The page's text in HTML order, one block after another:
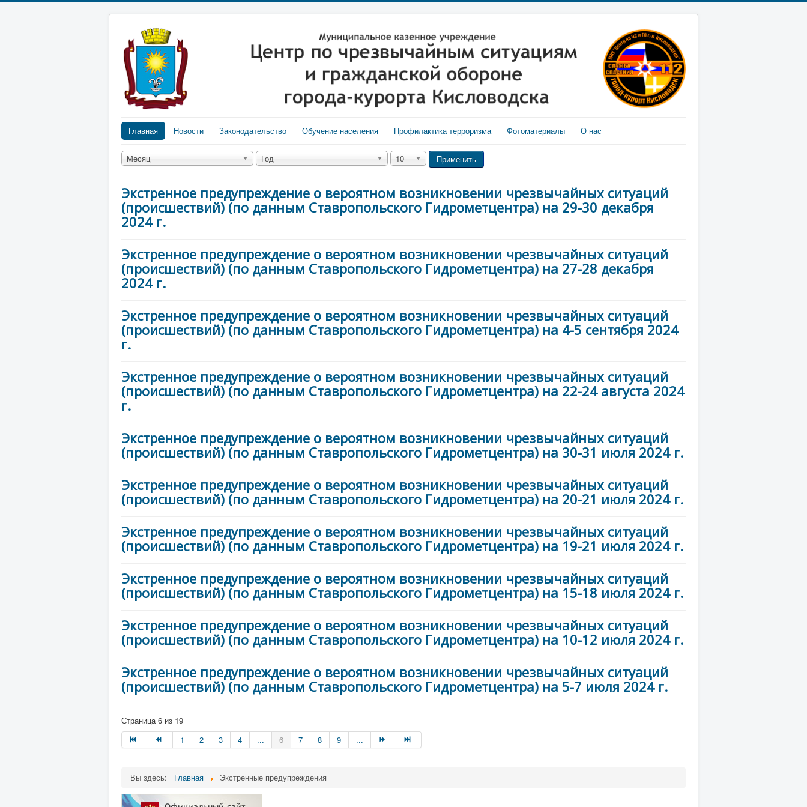
Главная Новости Законодательство Обучение населения Профилактика терроризма Фотоматериалы О нас
Месяц Год 10 Применить
Экстренное предупреждение о вероятном возникновении чрезвычайных ситуаций
(происшествий) (по данным Ставропольского Гидрометцентра) на 29-30 декабря
2024 г.
Экстренное предупреждение о вероятном возникновении чрезвычайных ситуаций
(происшествий) (по данным Ставропольского Гидрометцентра) на 27-28 декабря
2024 г.
Экстренное предупреждение о вероятном возникновении чрезвычайных ситуаций
(происшествий) (по данным Ставропольского Гидрометцентра) на 4-5 сентября 2024
г.
Экстренное предупреждение о вероятном возникновении чрезвычайных ситуаций
(происшествий) (по данным Ставропольского Гидрометцентра) на 22-24 августа 2024
г.
Экстренное предупреждение о вероятном возникновении чрезвычайных ситуаций
(происшествий) (по данным Ставропольского Гидрометцентра) на 30-31 июля 2024 г.
Экстренное предупреждение о вероятном возникновении чрезвычайных ситуаций
(происшествий) (по данным Ставропольского Гидрометцентра) на 20-21 июля 2024 г.
Экстренное предупреждение о вероятном возникновении чрезвычайных ситуаций
(происшествий) (по данным Ставропольского Гидрометцентра) на 19-21 июля 2024 г.
Экстренное предупреждение о вероятном возникновении чрезвычайных ситуаций
(происшествий) (по данным Ставропольского Гидрометцентра) на 15-18 июля 2024 г.
Экстренное предупреждение о вероятном возникновении чрезвычайных ситуаций
(происшествий) (по данным Ставропольского Гидрометцентра) на 10-12 июля 2024 г.
Экстренное предупреждение о вероятном возникновении чрезвычайных ситуаций
(происшествий) (по данным Ставропольского Гидрометцентра) на 5-7 июля 2024 г.
Страница 6 из 19
1
2 3 4 ... 6 7 8 9 ...
Вы здесь: Главная Экстренные предупреждения